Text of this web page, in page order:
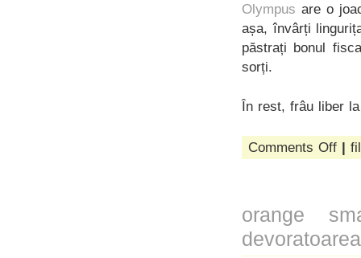
Olympus are o
așa, învârți
păstrați bonul
sorți.
În rest, frâu liber
Comments Offon|
orange